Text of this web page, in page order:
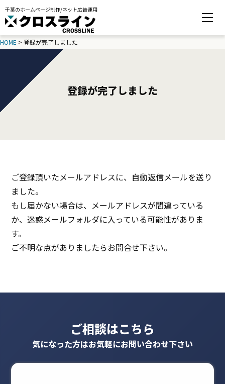
千葉のホームページ制作/ネット広告運用
HOME > 登録が完了しました
登録が完了しました
ご登録頂いたメールアドレスに、自動返信メールを送り
ました。
もし届かない場合は、メールアドレスが間違っている
か、迷惑メールフォルダに入っている可能性がありま
す。
ご不明な点がありましたらお問合せ下さい。
ご相談はこちら
気になった方はお気軽にお問い合わせ下さい